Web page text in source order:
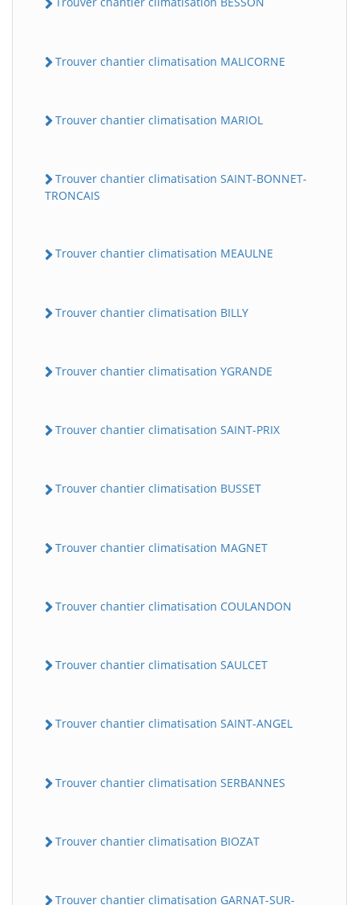
Trouver chantier climatisation MALICORNE
Trouver chantier climatisation MARIOL
Trouver chantier climatisation SAINT-BONNET-
TRONCAIS
Trouver chantier climatisation MEAULNE
Trouver chantier climatisation BILLY
Trouver chantier climatisation YGRANDE
Trouver chantier climatisation SAINT-PRIX
Trouver chantier climatisation BUSSET
Trouver chantier climatisation MAGNET
Trouver chantier climatisation COULANDON
Trouver chantier climatisation SAULCET
Trouver chantier climatisation SAINT-ANGEL
Trouver chantier climatisation SERBANNES
Trouver chantier climatisation BIOZAT
Trouver chantier climatisation GARNAT-SUR-
BatiWebPro